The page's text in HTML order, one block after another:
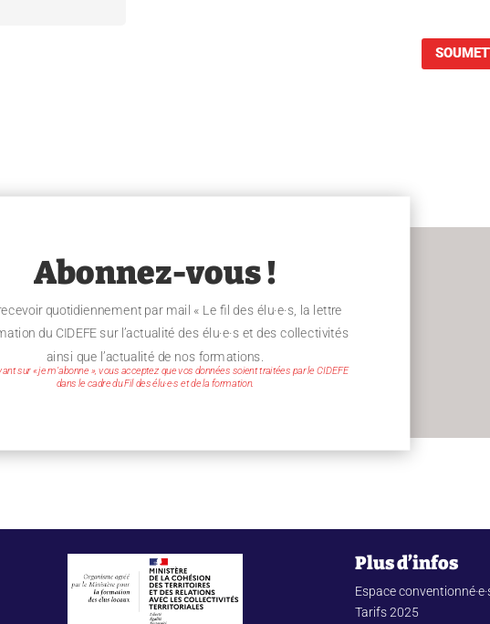
Abonnez-vous !
quotidiennement par mail « Le fil des élu·e·s, la lettre
du CIDEFE sur l’actualité des élu·e·s et des collectivités
ainsi que l’actualité de nos formations.
sur « je m’abonne », vous acceptez que vos données soient traitées par le CIDEFE
dans le cadre du Fil des élu·e·s et de la formation.
Plus d’infos
Espace
Tarifs 2025